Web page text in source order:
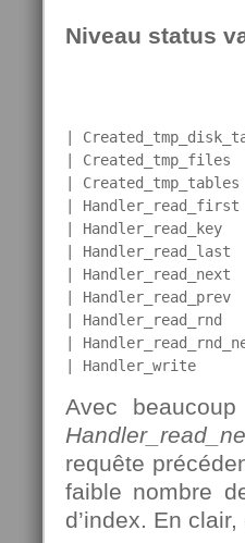
Niveau status
|
| Created_tmp_files
|
| Handler_read_first
| Handler_read_key
| Handler_read_last
| Handler_read_next
| Handler_read_prev
| Handler_read_rnd
|
Avec
requête
faible nombre
d’index. En